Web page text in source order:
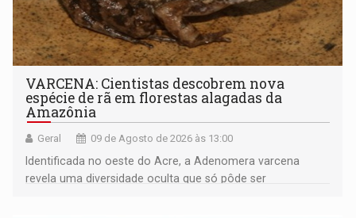
VARCENA: Cientistas descobrem nova
espécie de rã em florestas alagadas da
Amazônia
Geral 09 de Agosto de 2026 às 13:00
Identificada no oeste do Acre, a Adenomera varcena
revela uma diversidade oculta que só pôde ser